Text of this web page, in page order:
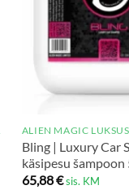
Bling | Luxury Car
käsipesu šampoon
65,88€ sis. KM